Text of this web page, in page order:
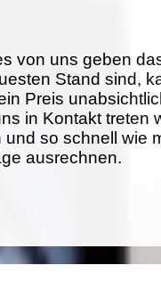
von uns geben
Stand sind,
Preis
in Kontakt treten
und so schnell wie
ausrechnen.